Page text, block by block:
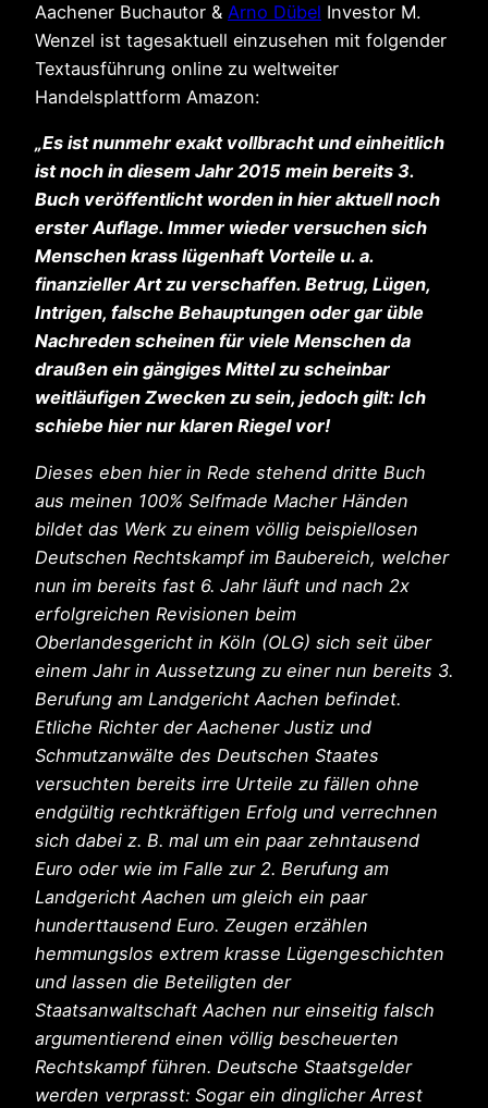
Aachener Buchautor & Arno Dübel Investor M.
Wenzel ist tagesaktuell einzusehen mit folgender
Textausführung online zu weltweiter
Handelsplattform Amazon:
„Es ist nunmehr exakt vollbracht und einheitlich
ist noch in diesem Jahr 2015 mein bereits 3.
Buch veröffentlicht worden in hier aktuell noch
erster Auflage. Immer wieder versuchen sich
Menschen krass lügenhaft Vorteile u. a.
finanzieller Art zu verschaffen. Betrug, Lügen,
Intrigen, falsche Behauptungen oder gar üble
Nachreden scheinen für viele Menschen da
draußen ein gängiges Mittel zu scheinbar
weitläufigen Zwecken zu sein, jedoch gilt: Ich
schiebe hier nur klaren Riegel vor!
Dieses eben hier in Rede stehend dritte Buch
aus meinen 100% Selfmade Macher Händen
bildet das Werk zu einem völlig beispiellosen
Deutschen Rechtskampf im Baubereich, welcher
nun im bereits fast 6. Jahr läuft und nach 2x
erfolgreichen Revisionen beim
Oberlandesgericht in Köln (OLG) sich seit über
einem Jahr in Aussetzung zu einer nun bereits 3.
Berufung am Landgericht Aachen befindet.
Etliche Richter der Aachener Justiz und
Schmutzanwälte des Deutschen Staates
versuchten bereits irre Urteile zu fällen ohne
endgültig rechtkräftigen Erfolg und verrechnen
sich dabei z. B. mal um ein paar zehntausend
Euro oder wie im Falle zur 2. Berufung am
Landgericht Aachen um gleich ein paar
hunderttausend Euro. Zeugen erzählen
hemmungslos extrem krasse Lügengeschichten
und lassen die Beteiligten der
Staatsanwaltschaft Aachen nur einseitig falsch
argumentierend einen völlig bescheuerten
Rechtskampf führen. Deutsche Staatsgelder
werden verprasst: Sogar ein dinglicher Arrest